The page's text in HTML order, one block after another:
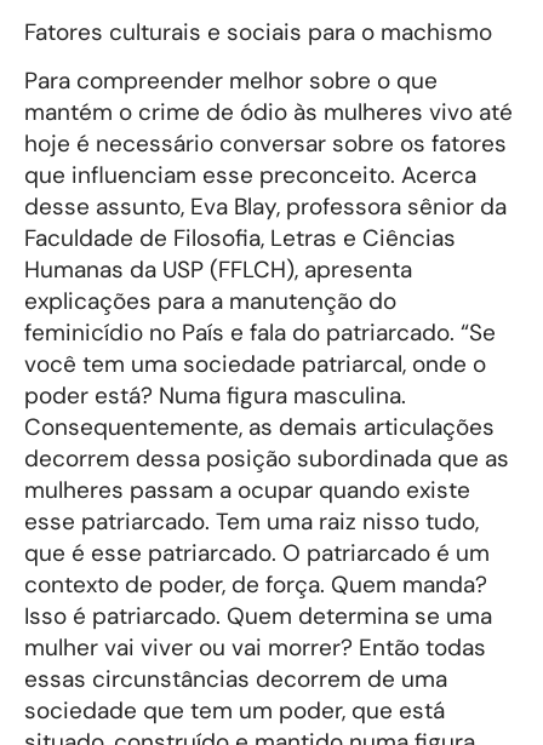
Fatores culturais e sociais para o machismo
Para compreender melhor sobre o que
mantém o crime de ódio às mulheres vivo até
hoje é necessário conversar sobre os fatores
que influenciam esse preconceito. Acerca
desse assunto, Eva Blay, professora sênior da
Faculdade de Filosofia, Letras e Ciências
Humanas da USP (FFLCH), apresenta
explicações para a manutenção do
feminicídio no País e fala do patriarcado. “Se
você tem uma sociedade patriarcal, onde o
poder está? Numa figura masculina.
Consequentemente, as demais articulações
decorrem dessa posição subordinada que as
mulheres passam a ocupar quando existe
esse patriarcado. Tem uma raiz nisso tudo,
que é esse patriarcado. O patriarcado é um
contexto de poder, de força. Quem manda?
Isso é patriarcado. Quem determina se uma
mulher vai viver ou vai morrer? Então todas
essas circunstâncias decorrem de uma
sociedade que tem um poder, que está